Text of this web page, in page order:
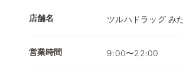
店舗名 ツルハドラッグ み
営業時間 9:00〜22:00